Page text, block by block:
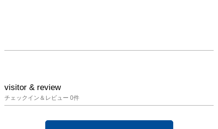
自分自身の旅の思い出を
振り返ったりしながら作
品鑑賞ができるように、
visitor & review
チェックイン＆レビュー 0件